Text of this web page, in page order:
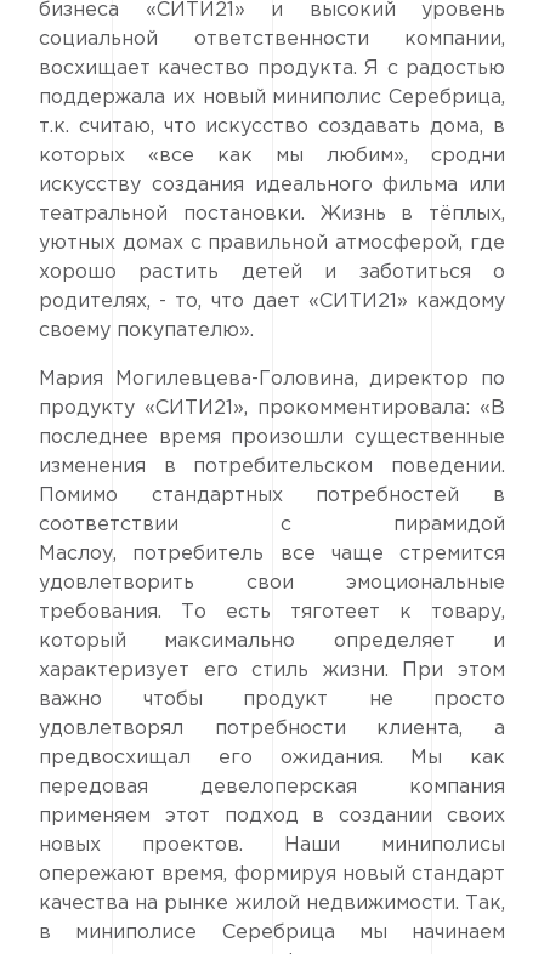
бизнеса «СИТИ21» и высокий уровень
социальной ответственности компании,
восхищает качество продукта. Я с радостью
поддержала их новый миниполис Серебрица,
т.к. считаю, что искусство создавать дома, в
которых «все как мы любим», сродни
искусству создания идеального фильма или
театральной постановки. Жизнь в тёплых,
уютных домах с правильной атмосферой, где
хорошо растить детей и заботиться о
родителях, - то, что дает «СИТИ21» каждому
своему покупателю».
Мария Могилевцева-Головина, директор по
продукту «СИТИ21», прокомментировала: «В
последнее время произошли существенные
изменения в потребительском поведении.
Помимо стандартных потребностей в
соответствии с пирамидой
Маслоу, потребитель все чаще стремится
удовлетворить свои эмоциональные
требования. То есть тяготеет к товару,
который максимально определяет и
характеризует его стиль жизни. При этом
важно чтобы продукт не просто
удовлетворял потребности клиента, а
предвосхищал его ожидания. Мы как
передовая девелоперская компания
применяем этот подход в создании своих
новых проектов. Наши миниполисы
опережают время, формируя новый стандарт
качества на рынке жилой недвижимости. Так,
в миниполисе Серебрица мы начинаем